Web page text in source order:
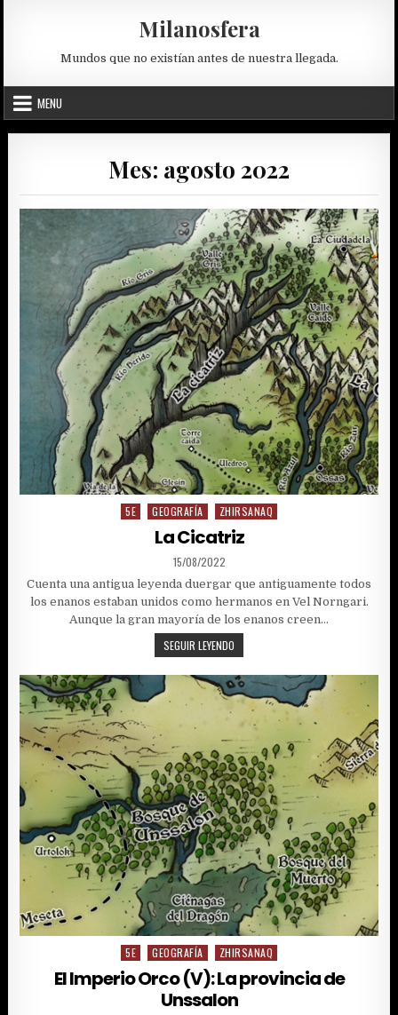
Milanosfera
Mundos que no existían antes de nuestra llegada.
MENU
Mes: agosto 2022
Posted
5E GEOGRAFÍA ZHIRSANAQ
La Cicatriz
PUBLISHED
DATE:
15/08/2022
Cuenta una antigua leyenda duergar que antiguamente todos
los enanos estaban unidos como hermanos en Vel Norngari.
Aunque la gran mayoría de los enanos creen…
SEGUIR LEYENDO
CICATRIZ
Posted
in
5E GEOGRAFÍA ZHIRSANAQ
El Imperio Orco (V): La provincia de
Unssalon